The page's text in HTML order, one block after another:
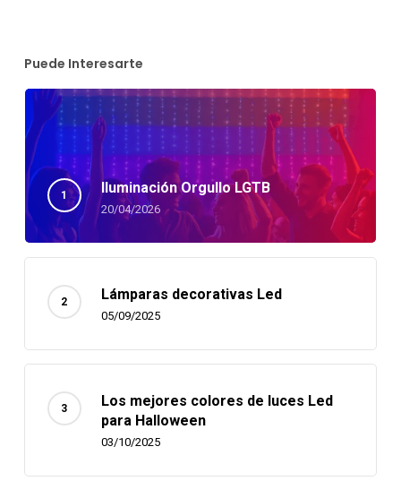
Puede Interesarte
Iluminación Orgullo LGTB
20/04/2026
Lámparas decorativas Led
05/09/2025
Los mejores colores de luces Led
para Halloween
03/10/2025